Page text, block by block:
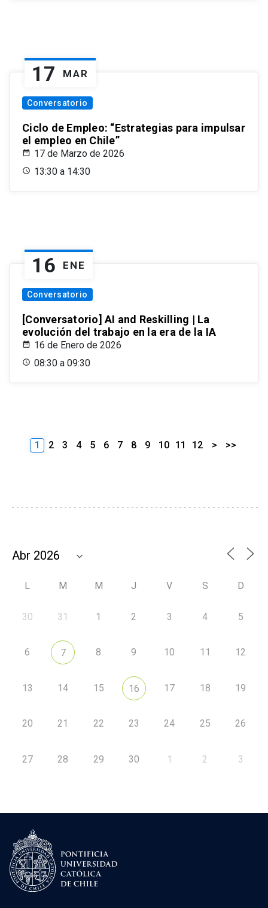
17 MAR
Conversatorio
Ciclo de Empleo: “Estrategias para impulsar
el empleo en Chile”
17 de Marzo de 2026
13:30 a 14:30
16 ENE
Conversatorio
[Conversatorio] AI and Reskilling | La
evolución del trabajo en la era de la IA
16 de Enero de 2026
08:30 a 09:30
1 2 3 4 5 6 7 8 9 10 11 12 > >>
L M M J V S D
30 31 1 2 3 4 5
6 7 8 9 10 11 12
13 14 15 16 17 18 19
20 21 22 23 24 25 26
27 28 29 30 1 2 3